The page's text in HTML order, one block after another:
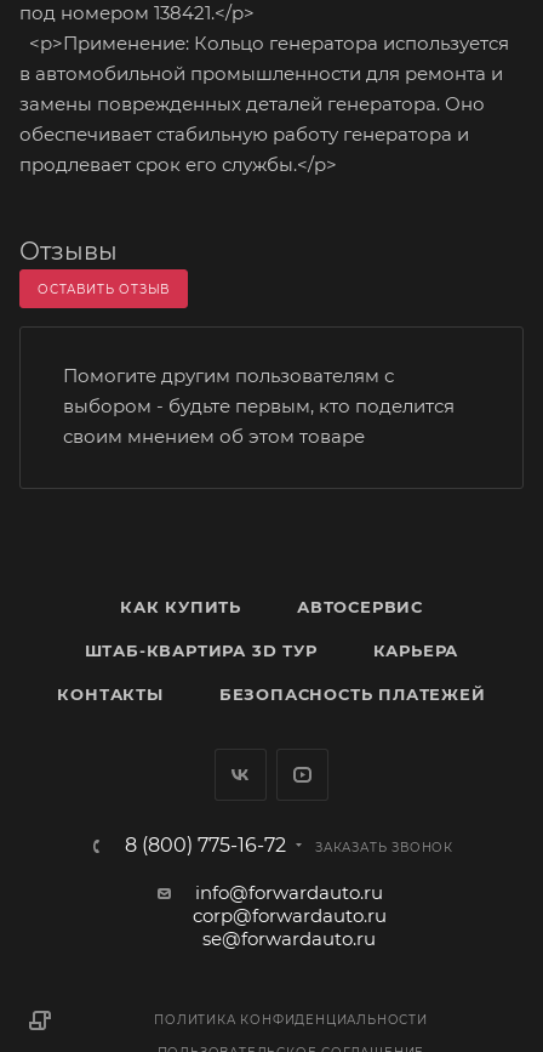
под номером 138421.</p>
<p>Применение: Кольцо генератора используется
в автомобильной промышленности для ремонта и
замены поврежденных деталей генератора. Оно
обеспечивает стабильную работу генератора и
продлевает срок его службы.</p>
Отзывы
ОСТАВИТЬ ОТЗЫВ
Помогите другим пользователям с
выбором - будьте первым, кто поделится
своим мнением об этом товаре
КАК КУПИТЬ АВТОСЕРВИС
ШТАБ-КВАРТИРА 3D ТУР КАРЬЕРА
КОНТАКТЫ БЕЗОПАСНОСТЬ ПЛАТЕЖЕЙ
8 (800) 775-16-72 ЗАКАЗАТЬ ЗВОНОК
info@forwardauto.ru
corp@forwardauto.ru
se@forwardauto.ru
ПОЛИТИКА КОНФИДЕНЦИАЛЬНОСТИ